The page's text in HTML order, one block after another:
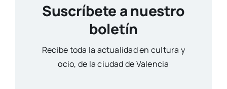
Suscríbete a nuestro
boletín
Reci­be toda la actua­li­dad en cul­tu­ra y
ocio, de la ciu­dad de Valen­cia